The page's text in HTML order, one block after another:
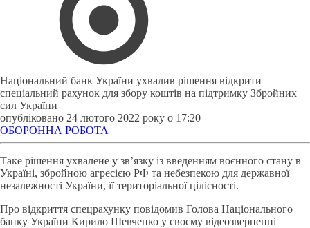
Національний банк України ухвалив рішення відкрити
спеціальний рахунок для збору коштів на підтримку Збройних
сил України
опубліковано 24 лютого 2022 року о 17:20
ОБОРОННА РОБОТА
Таке рішення ухвалене у зв’язку із введенням воєнного стану в
Україні, збройною агресією РФ та небезпекою для державної
незалежності України, її територіальної цілісності.
Про відкриття спецрахунку повідомив Голова Національного
банку України Кирило Шевченко у своєму відеозверненні